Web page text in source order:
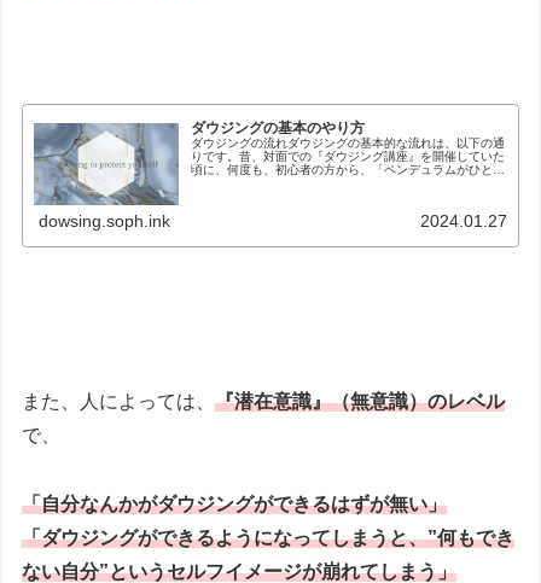
ダウジングの基本のやり方
ダウジングの流れダウジングの基本的な流れは、以下の通
りです。昔、対面での『ダウジング講座』を開催していた
頃に、何度も、初心者の方から、「ペンデュラムがひとり
dowsing.soph.ink 2024.01.27
また、人によっては、『潜在意識』（無意識）のレベル
で、
「自分なんかがダウジングができるはずが無い」
「ダウジングができるようになってしまうと、”何もでき
ない自分”というセルフイメージが崩れてしまう」